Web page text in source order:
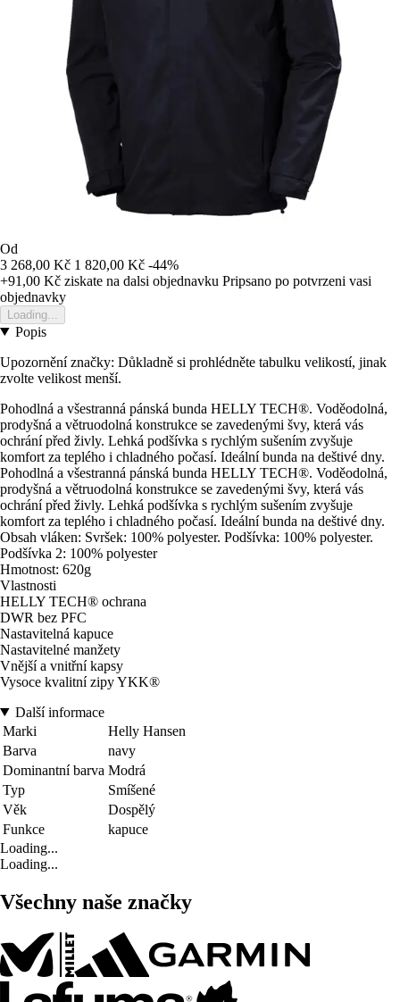
Od
3 268,00 Kč 1 820,00 Kč -44%
+91,00 Kč ziskate na dalsi objednavku Pripsano po potvrzeni vasi
objednavky
Loading...
Popis
Upozornění značky: Důkladně si prohlédněte tabulku velikostí, jinak
zvolte velikost menší.
Pohodlná a všestranná pánská bunda HELLY TECH®. Voděodolná,
prodyšná a větruodolná konstrukce se zavedenými švy, která vás
ochrání před živly. Lehká podšívka s rychlým sušením zvyšuje
komfort za teplého i chladného počasí. Ideální bunda na deštivé dny.
Pohodlná a všestranná pánská bunda HELLY TECH®. Voděodolná,
prodyšná a větruodolná konstrukce se zavedenými švy, která vás
ochrání před živly. Lehká podšívka s rychlým sušením zvyšuje
komfort za teplého i chladného počasí. Ideální bunda na deštivé dny.
Obsah vláken: Svršek: 100% polyester. Podšívka: 100% polyester.
Podšívka 2: 100% polyester
Hmotnost: 620g
Vlastnosti
HELLY TECH® ochrana
DWR bez PFC
Nastavitelná kapuce
Nastavitelné manžety
Vnější a vnitřní kapsy
Vysoce kvalitní zipy YKK®
Další informace
Marki
Helly Hansen
Barva
navy
Dominantní barva Modrá
Typ
Smíšené
Věk
Dospělý
Funkce
kapuce
Loading...
Loading...
Všechny naše značky